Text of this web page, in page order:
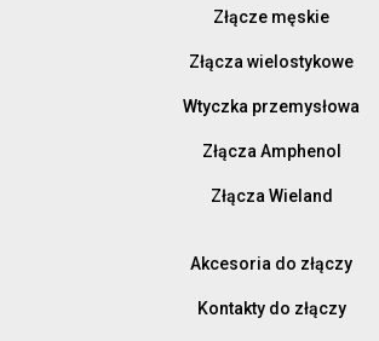
Złącze męskie
Złącza wielostykowe
Wtyczka przemysłowa
Złącza Amphenol
Złącza Wieland
Akcesoria do złączy
Kontakty do złączy